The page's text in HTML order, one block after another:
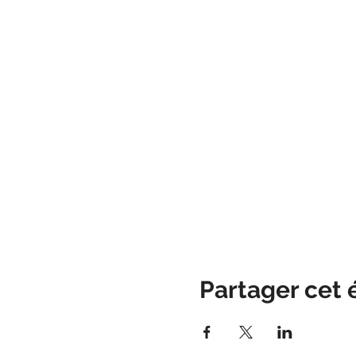
Partager cet